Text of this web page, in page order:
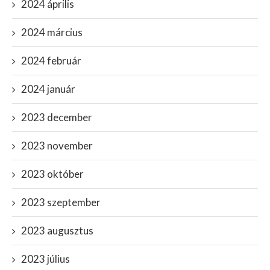
2024 április
2024 március
2024 február
2024 január
2023 december
2023 november
2023 október
2023 szeptember
2023 augusztus
2023 július